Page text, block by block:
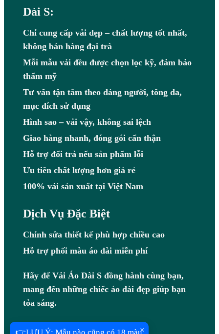
Dài S:
Chỉ cung cấp vải đẹp – chất lượng tốt nhất,
không bán hàng đại trà
Mỗi mẫu vải đều được chọn lọc kỹ, đảm bảo
thẩm mỹ
Tư vấn tận tâm theo dáng người, tông da,
mục đích sử dụng
Hình sao – vải vậy, không sai lệch
Giao hàng nhanh, đóng gói cẩn thận
Hỗ trợ đổi trả nếu sản phẩm lỗi
Ưu tiên chất lượng hơn giá rẻ
100% vải sản xuất tại Việt Nam
Dịch Vụ Đặc Biệt
Chỉnh sửa thiết kế phù hợp chiều cao
Hỗ trợ phối màu áo dài miễn phí
Hãy để Vải Áo Dài S đồng hành cùng bạn,
mang đến những chiếc áo dài đẹp giúp bạn
tỏa sáng.
Hotline: 0983408097 ×